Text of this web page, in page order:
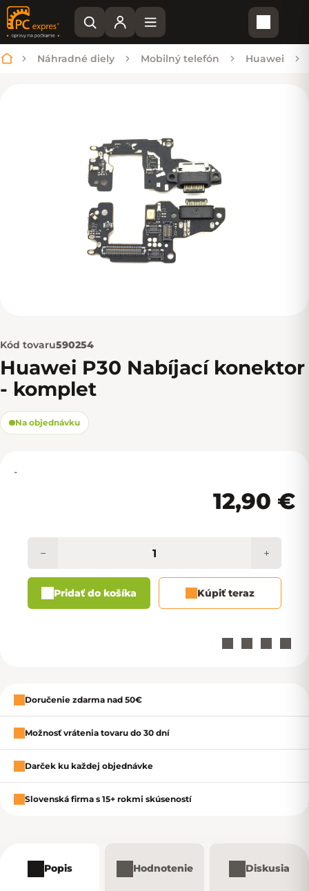
Domov
Náhradné diely Mobilný telefón Huawei
Kód tovaru590254
Huawei P30 Nabíjací konektor
- komplet
Na objednávku
-
12,90 €
+
−
Pridať do košíka Kúpiť teraz
Zavrieť
Doručenie zdarma nad 50€
Možnosť vrátenia tovaru do 30 dní
Darček ku každej objednávke
Slovenská firma s 15+ rokmi skúseností
Popis Hodnotenie Diskusia